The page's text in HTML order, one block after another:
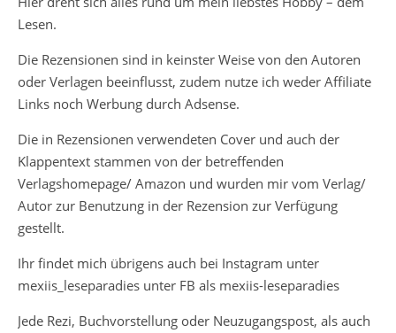
Lesen.
Die Rezensionen sind in keinster Weise von den Autoren
oder Verlagen beeinflusst, zudem nutze ich weder Affiliate
Links noch Werbung durch Adsense.
Die in Rezensionen verwendeten Cover und auch der
Klappentext stammen von der betreffenden
Verlagshomepage/ Amazon und wurden mir vom Verlag/
Autor zur Benutzung in der Rezension zur Verfügung
gestellt.
Ihr findet mich übrigens auch bei Instagram unter
mexiis_leseparadies unter FB als mexiis-leseparadies
Jede Rezi, Buchvorstellung oder Neuzugangspost, als auch